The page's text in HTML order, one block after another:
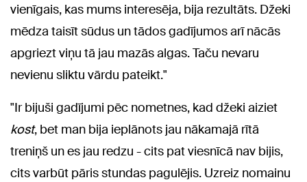
vienīgais, kas mums interesēja, bija rezultāts. Džeki
mēdza taisītsūdus un tādos gadījumos arī nācās
apgriezt viņu tā jau mazās algas. Taču nevaru
nevienu sliktu vārdu pateikt."
"Ir bijuši gadījumi pēc nometnes, kad džeki aiziet
kost, bet man bija ieplānots jau nākamajā rītā
treniņš un es jau redzu - cits pat viesnīcā nav bijis,
cits varbūt pāris stundas pagulējis. Uzreiz nomainu